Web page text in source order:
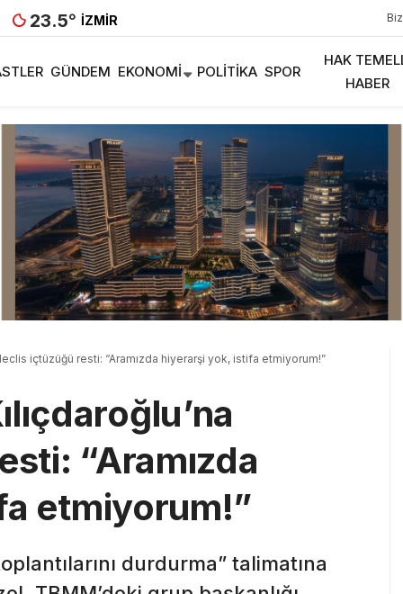
23.5° İZMIR
GÜNDEM EKONOMI POLITIKA SPOR
HAK
HABER
içtüzüğü resti: “Aramızda hiyerarşi yok, istifa etmiyorum!”
“Aramızda
etmiyorum!”
durdurma” talimatına